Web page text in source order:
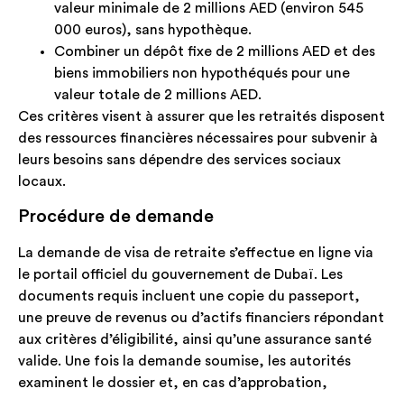
valeur minimale de 2 millions AED (environ 545
000 euros), sans hypothèque.
Combiner un dépôt fixe de 2 millions AED et des
biens immobiliers non hypothéqués pour une
valeur totale de 2 millions AED.
Ces critères visent à assurer que les retraités disposent
des ressources financières nécessaires pour subvenir à
leurs besoins sans dépendre des services sociaux
locaux.
Procédure de demande
La demande de visa de retraite s’effectue en ligne via
le portail officiel du gouvernement de Dubaï. Les
documents requis incluent une copie du passeport,
une preuve de revenus ou d’actifs financiers répondant
aux critères d’éligibilité, ainsi qu’une assurance santé
valide. Une fois la demande soumise, les autorités
examinent le dossier et, en cas d’approbation,